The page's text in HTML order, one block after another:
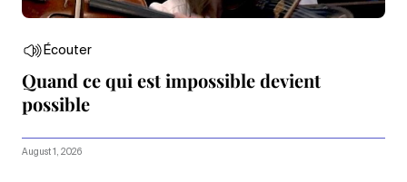
Écouter
Quand ce qui est impossible devient
possible
August 1, 2026